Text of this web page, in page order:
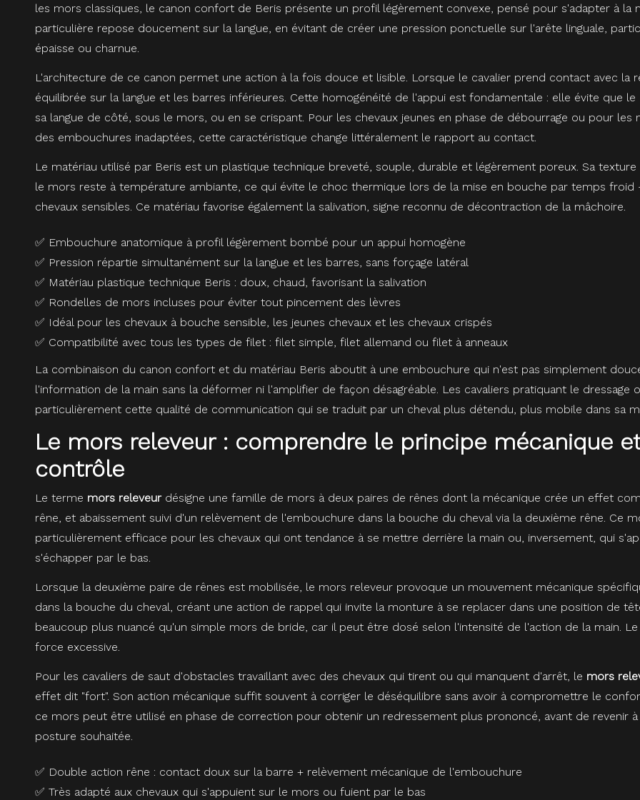
les mors classiques, le canon confort de Beris présente un profil légèrement convexe, pensé pour s'adapter à
particulière repose doucement sur la langue, en évitant de créer une pression ponctuelle sur l'arête linguale,
épaisse ou charnue.
L'architecture de ce canon permet une action à la fois douce et lisible. Lorsque le cavalier prend contact avec la
équilibrée sur la langue et les barres inférieures. Cette homogénéité de l'appui est fondamentale : elle évite que
sa langue de côté, sous le mors, ou en se crispant. Pour les chevaux jeunes en phase de débourrage ou pour
des embouchures inadaptées, cette caractéristique change littéralement le rapport au contact.
Le matériau utilisé par Beris est un plastique technique breveté, souple, durable et légèrement poreux. Sa
le mors reste à température ambiante, ce qui évite le choc thermique lors de la mise en bouche par temps
chevaux sensibles. Ce matériau favorise également la salivation, signe reconnu de décontraction de la mâchoire.
✅ Embouchure anatomique à profil légèrement bombé pour un appui homogène
✅ Pression répartie simultanément sur la langue et les barres, sans forçage latéral
✅ Matériau plastique technique Beris : doux, chaud, favorisant la salivation
✅ Rondelles de mors incluses pour éviter tout pincement des lèvres
✅ Idéal pour les chevaux à bouche sensible, les jeunes chevaux et les chevaux crispés
✅ Compatibilité avec tous les types de filet : filet simple, filet allemand ou filet à anneaux
La combinaison du canon confort et du matériau Beris aboutit à une embouchure qui n'est pas simplement
l'information de la main sans la déformer ni l'amplifier de façon désagréable. Les cavaliers pratiquant le dressage
particulièrement cette qualité de communication qui se traduit par un cheval plus détendu, plus mobile dans sa
Le mors releveur : comprendre le principe mécanique
contrôle
Le terme mors releveur désigne une famille de mors à deux paires de rênes dont la mécanique crée un effet
rêne, et abaissement suivi d'un relèvement de l'embouchure dans la bouche du cheval via la deuxième rêne. Ce
particulièrement efficace pour les chevaux qui ont tendance à se mettre derrière la main ou, inversement, qui
s'échapper par le bas.
Lorsque la deuxième paire de rênes est mobilisée, le mors releveur provoque un mouvement mécanique
dans la bouche du cheval, créant une action de rappel qui invite la monture à se replacer dans une position de
beaucoup plus nuancé qu'un simple mors de bride, car il peut être dosé selon l'intensité de l'action de la main.
force excessive.
Pour les cavaliers de saut d'obstacles travaillant avec des chevaux qui tirent ou qui manquent d'arrêt, le mors
effet dit "fort". Son action mécanique suffit souvent à corriger le déséquilibre sans avoir à compromettre le
ce mors peut être utilisé en phase de correction pour obtenir un redressement plus prononcé, avant de revenir
posture souhaitée.
✅ Double action rêne : contact doux sur la barre + relèvement mécanique de l'embouchure
✅ Très adapté aux chevaux qui s'appuient sur le mors ou fuient par le bas